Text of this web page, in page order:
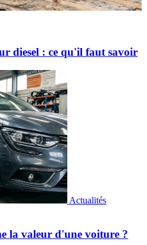
diesel : ce qu'il faut savoir
Actualités
la valeur d'une voiture ?